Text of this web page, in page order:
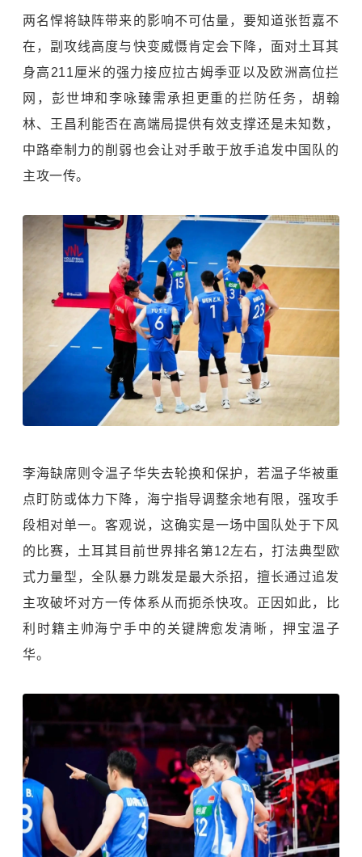
两名悍将缺阵带来的影响不可估量，要知道张哲嘉不
在，副攻线高度与快变威慑肯定会下降，面对土耳其
身高211厘米的强力接应拉古姆季亚以及欧洲高位拦
网，彭世坤和李咏臻需承担更重的拦防任务，胡翰
林、王昌利能否在高端局提供有效支撑还是未知数，
中路牵制力的削弱也会让对手敢于放手追发中国队的
主攻一传。
李海缺席则令温子华失去轮换和保护，若温子华被重
点盯防或体力下降，海宁指导调整余地有限，强攻手
段相对单一。客观说，这确实是一场中国队处于下风
的比赛，土耳其目前世界排名第12左右，打法典型欧
式力量型，全队暴力跳发是最大杀招，擅长通过追发
主攻破坏对方一传体系从而扼杀快攻。正因如此，
比
利时籍主帅海宁手中的关键牌愈发清晰，押宝温子
华。